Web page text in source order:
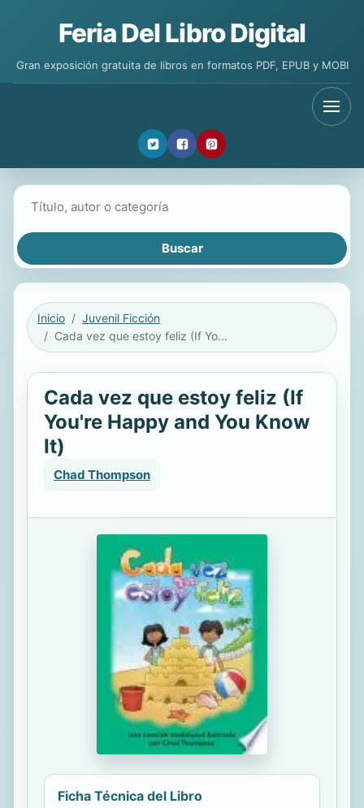
Feria Del Libro Digital
Gran exposición gratuita de libros en formatos PDF, EPUB y MOBI
Inicio
Juvenil Ficción
Cada vez que estoy feliz (If You're Happy and You Know It)
Cada vez que estoy feliz (If
You're Happy and You Know
It)
Chad Thompson
Ficha Técnica del Libro